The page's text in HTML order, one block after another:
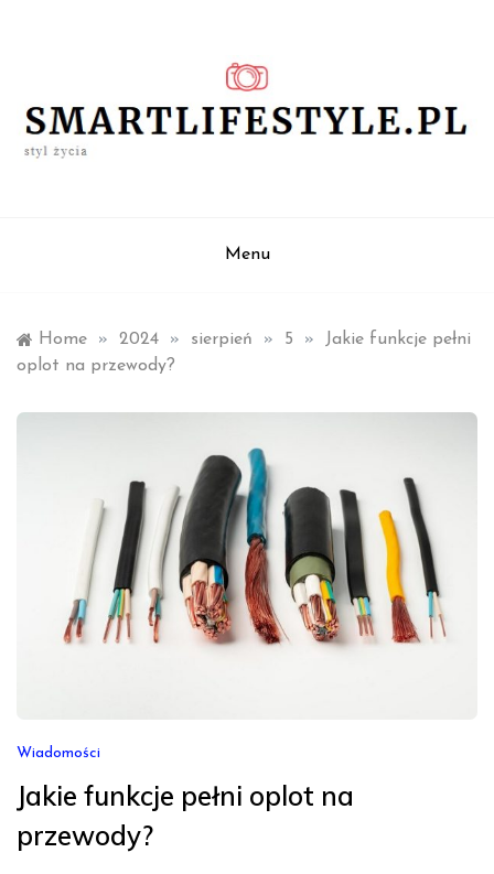
Menu
Home » 2024 » sierpień » 5 »
Jakie funkcje pełni
oplot na przewody?
Wiadomości
Jakie funkcje pełni oplot na
przewody?